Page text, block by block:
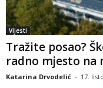
Vijesti
Tražite posao?
radno mjesto na
Katarina Drvodelić - 17.